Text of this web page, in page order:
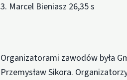
3. Marcel Bieniasz 26,35 s
Organizatorami zawodów była
Przemysław Sikora.